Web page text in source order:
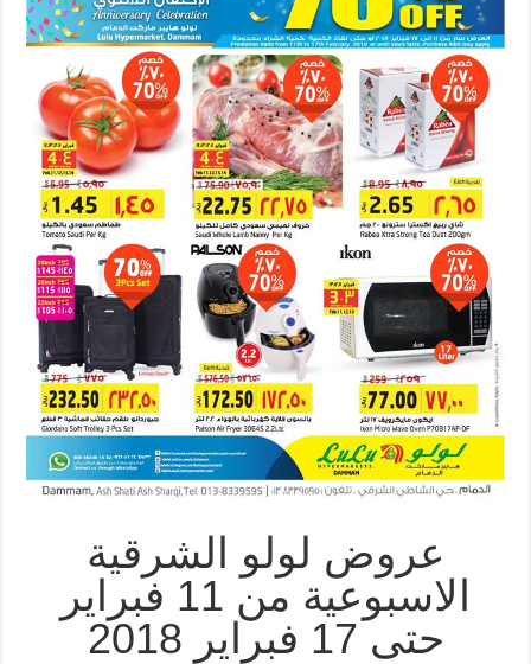
عروض لولو الشرقية
الاسبوعية من 11 فبراير
حتى 17 فبراير 2018